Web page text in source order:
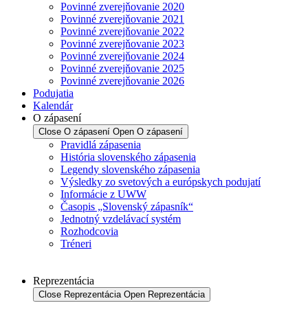
Povinné zverejňovanie 2020
Povinné zverejňovanie 2021
Povinné zverejňovanie 2022
Povinné zverejňovanie 2023
Povinné zverejňovanie 2024
Povinné zverejňovanie 2025
Povinné zverejňovanie 2026
Podujatia
Kalendár
O zápasení
Close O zápasení Open O zápasení
Pravidlá zápasenia
História slovenského zápasenia
Legendy slovenského zápasenia
Výsledky zo svetových a európskych podujatí
Informácie z UWW
Časopis „Slovenský zápasník“
Jednotný vzdelávací systém
Rozhodcovia
Tréneri
Reprezentácia
Close Reprezentácia Open Reprezentácia